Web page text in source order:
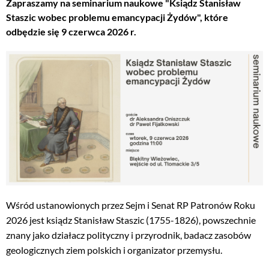
Zapraszamy na seminarium naukowe "Ksiądz Stanisław
Staszic wobec problemu emancypacji Żydów", które
odbędzie się 9 czerwca 2026 r.
Wśród ustanowionych przez Sejm i Senat RP Patronów Roku
2026 jest ksiądz Stanisław Staszic (1755-1826), powszechnie
znany jako działacz polityczny i przyrodnik, badacz zasobów
geologicznych ziem polskich i organizator przemysłu.